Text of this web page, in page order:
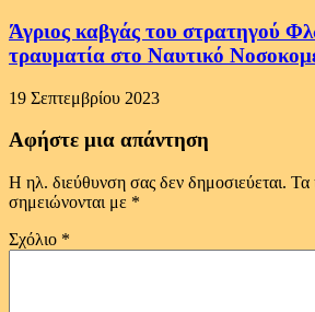
Άγριος καβγάς του στρατηγού
τραυματία στο Ναυτικό
19 Σεπτεμβρίου 2023
Αφήστε μια απάντηση
Η ηλ. διεύθυνση σας δεν δημοσιεύεται. Τα
σημειώνονται με *
Σχόλιο *